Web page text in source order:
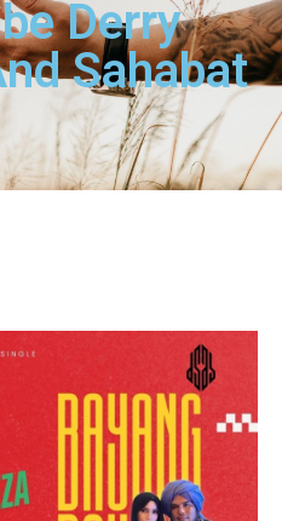
Derry
Sahabat